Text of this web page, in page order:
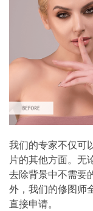
我们的专家不仅可
片的其他方面。无
去除背景中不需要
外，我们的修图师
直接申请。